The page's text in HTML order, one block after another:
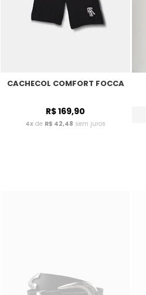
CACHECOL COMFORT FOCCA
R$ 169,90
4x de R$ 42,48 sem juros